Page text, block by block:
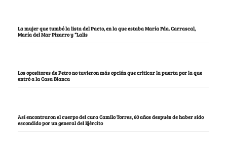
La mujer que tumbó la lista del Pacto, en la que estaba María Fda. Carrascal,
María del Mar Pizarro y “Lalis
Los opositores de Petro no tuvieron más opción que criticar la puerta por la que
entró a la Casa Blanca
Así encontraron el cuerpo del cura Camilo Torres, 60 años después de haber sido
escondido por un general del Ejército